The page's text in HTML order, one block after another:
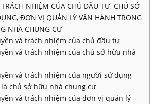
NHIỆM CỦA CHỦ ĐẦU TƯ, CHỦ SỞ
ĐƠN VỊ QUẢN LÝ VẬN HÀNH TRONG
NHÀ CHUNG CƯ
và trách nhiệm của chủ đầu tư
và trách nhiệm của chủ sở hữu nhà
và trách nhiệm của người sử dụng
chủ sở hữu nhà chung cư
và trách nhiệm của đơn vị quản lý